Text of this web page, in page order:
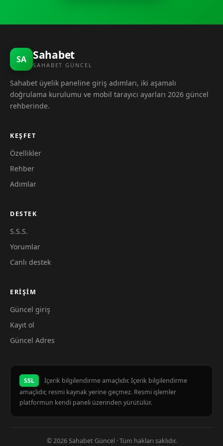
SA Sahabet
SAHABET GÜNCEL
Sahabet üyelik paneline giriş adımları, iki aşamalı
doğrulama kurulumu ve mobil tarayıcı ayarları 2026 güncel
rehberinde.
KEŞFET
Özellikler
Rehber
Adımlar
DESTEK
S.S.S.
Yorumlar
Canlı destek
ERIŞIM
Güncel giriş
Kayıt ol
Güncel Adres
SSL
İçerik bilgilendirme amaçlıdır. İçerik bilgilendirme
amaçlıdır, resmi kaynak yerine geçmez. Resmi işlemler
platformun kendi paneli üzerinden yürütülür.
© 2026 Sahabet Güncel · Tüm hakları saklıdır.